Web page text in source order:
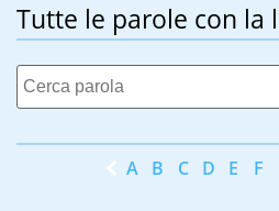
Tutte le parole con la
A B C D E F